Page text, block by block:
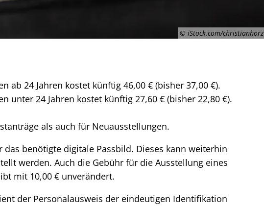
© iStock.com/christianhorz
ab 24 Jahren kostet künftig 46,00 € (bisher 37,00 €).
unter 24 Jahren kostet künftig 27,60 € (bisher 22,80 €).
als auch für Neuausstellungen.
benötigte digitale Passbild. Dieses kann weiterhin
werden. Auch die Gebühr für die Ausstellung eines
mit 10,00 € unverändert.
der Personalausweis der eindeutigen Identifikation